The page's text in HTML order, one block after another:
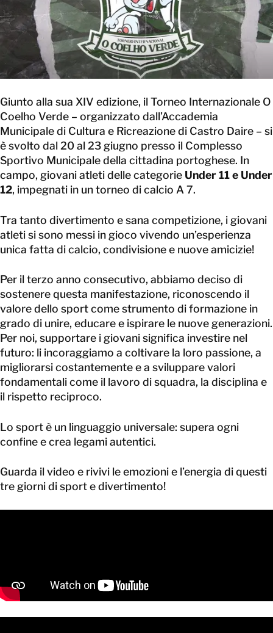
Giunto alla sua XIV edizione, il Torneo Internazionale O
Coelho Verde – organizzato dall’Accademia
Municipale di Cultura e Ricreazione di Castro Daire – si
è svolto dal 20 al 23 giugno presso il Complesso
Sportivo Municipale della cittadina portoghese. In
campo, giovani atleti delle categorie Under 11 e Under
12, impegnati in un torneo di calcio A 7.
Tra tanto divertimento e sana competizione, i giovani
atleti si sono messi in gioco vivendo un’esperienza
unica fatta di calcio, condivisione e nuove amicizie!
Per il terzo anno consecutivo, abbiamo deciso di
sostenere questa manifestazione, riconoscendo il
valore dello sport come strumento di formazione in
grado di unire, educare e ispirare le nuove generazioni.
Per noi, supportare i giovani significa investire nel
futuro: li incoraggiamo a coltivare la loro passione, a
migliorarsi costantemente e a sviluppare valori
fondamentali come il lavoro di squadra, la disciplina e
il rispetto reciproco.
Lo sport è un linguaggio universale: supera ogni
confine e crea legami autentici.
Guarda il video e rivivi le emozioni e l’energia di questi
tre giorni di sport e divertimento!